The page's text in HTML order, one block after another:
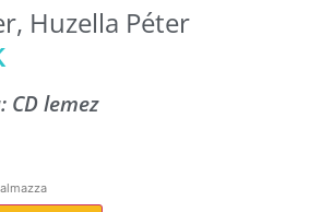
, Huzella Péter
CD lemez